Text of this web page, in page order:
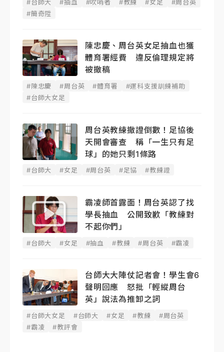
#台師大 #抽血 #吹哨者 #教練 #女足
#周台英
#簡奇陞
陳忠慶、周台英女足抽血也獲
體育署經費 違反倫理規定將
被撤稿
#陳忠慶 #周台英 #體育署
#運科支援訓練補助
#台師大女足
周台英教練撤證倒數！足協後
天開會審查 稱「一生只有足
球」的她只剩1條路
#台師大 #女足 #周台英 #足協 #教練證
霸凌師首露面！周台英認了找
學長抽血 公開致歉「教練對
不起你們」
#台師大 #女足 #抽血 #教練 #周台英 #霸凌
台師大大陣仗記者會！學生會6
聲明回應 怒批「輕縱周台
英」說法為推卸之詞
#台師大女足 #台師大 #女足 #教練
#周台英
#霸凌
#教評會